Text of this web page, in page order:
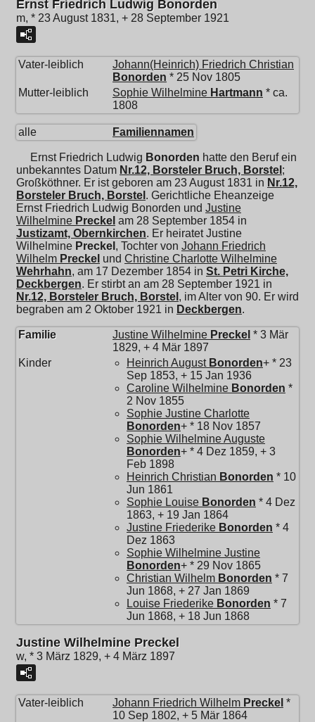
Ernst Friedrich Ludwig Bonorden
m, * 23 August 1831, + 28 September 1921
Vater-leiblich
Johann(Heinrich) Friedrich Christian
Bonorden * 25 Nov 1805
Mutter-leiblich
Sophie Wilhelmine Hartmann * ca.
1808
alle Familiennamen
Ernst Friedrich Ludwig Bonorden hatte den Beruf ein
unbekanntes Datum Nr.12, Borsteler Bruch, Borstel ;
Großköthner. Er ist geboren am 23 August 1831 in Nr.12,
Borsteler Bruch, Borstel . Gerichtliche Eheanzeige
Ernst Friedrich Ludwig Bonorden und Justine
Wilhelmine Preckel am 28 September 1854 in
Justizamt, Obernkirchen. Er heiratetJustine
Wilhelmine Preckel , Tochter von Johann Friedrich
Wilhelm Preckel und Christine Charlotte Wilhelmine
Wehrhahn, am 17 Dezember 1854 in St. Petri Kirche,
Deckbergen. Er stirbt an am 28 September 1921 in
Nr.12, Borsteler Bruch, Borstel , im Alter von 90. Er wird
begraben am 2 Oktober 1921 in Deckbergen.
Familie Justine Wilhelmine Preckel * 3 Mär
1829, + 4 Mär 1897
Kinder
Heinrich August Bonorden+ * 23
Sep 1853, + 15 Jan 1936
Caroline Wilhelmine Bonorden *
2 Nov 1855
Sophie Justine Charlotte
Bonorden+ * 18 Nov 1857
Sophie Wilhelmine Auguste
Bonorden+ * 4 Dez 1859, + 3
Feb 1898
Heinrich Christian Bonorden * 10
Jun 1861
Sophie Louise Bonorden * 4 Dez
1863, + 19 Jan 1864
Justine Friederike Bonorden * 4
Dez 1863
Sophie Wilhelmine Justine
Bonorden+ * 29 Nov 1865
Christian Wilhelm Bonorden * 7
Jun 1868, + 27 Jan 1869
Louise Friederike Bonorden * 7
Jun 1868, + 18 Jun 1868
Justine Wilhelmine Preckel
w, * 3 März 1829, + 4 März 1897
Vater-leiblich Johann Friedrich Wilhelm Preckel *
10 Sep 1802, + 5 Mär 1864